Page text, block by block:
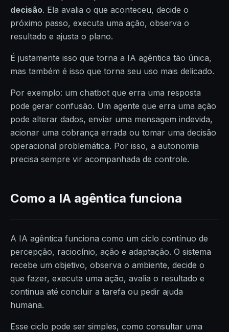
decisão. Ela avalia o que aconteceu, decide o
próximo passo, executa uma ação, observa o
resultado e ajusta o plano.
É justamente isso que torna a IA agêntica tão única,
mas também é isso que torna seu uso mais delicado.
Por exemplo: um chatbot que erra uma resposta
pode gerar confusão. Um agente que erra uma ação
pode alterar dados, enviar uma mensagem indevida,
acionar uma cobrança errada ou tomar uma decisão
operacional problemática. Por isso, a autonomia
precisa sempre vir acompanhada de controle.
Como a IA agêntica funciona
A IA agêntica funciona como um ciclo contínuo de
percepção, raciocínio, ação e adaptação. O sistema
recebe um objetivo, observa o ambiente, decide o
que fazer, executa uma ação, avalia o resultado e
continua até concluir a tarefa ou pedir ajuda
humana.
Esse ciclo pode ser simples, como consultar uma